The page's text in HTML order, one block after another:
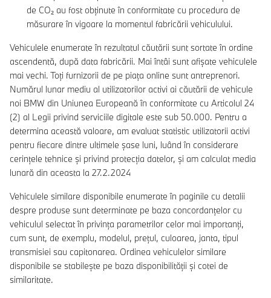
de CO₂ au fost obţinute în conformitate cu procedura de
măsurare în vigoare la momentul fabricării vehiculului.
Vehiculele enumerate în rezultatul căutării sunt sortate în ordine
ascendentă, după data fabricării. Mai întâi sunt afișate vehiculele
mai vechi. Toți furnizorii de pe piața online sunt antreprenori.
Numărul lunar mediu al utilizatorilor activi ai căutării de vehicule
noi BMW din Uniunea Europeană în conformitate cu Articolul 24
(2) al Legii privind serviciile digitale este sub 50.000. Pentru a
determina această valoare, am evaluat statistic utilizatorii activi
pentru fiecare dintre ultimele șase luni, luând în considerare
cerințele tehnice și privind protecția datelor, și am calculat media
lunară din aceasta la 27.2.2024
Vehiculele similare disponibile enumerate în paginile cu detalii
despre produse sunt determinate pe baza concordanțelor cu
vehiculul selectat în privința parametrilor celor mai importanți,
cum sunt, de exemplu, modelul, prețul, culoarea, janta, tipul
transmisiei sau capitonarea. Ordinea vehiculelor similare
disponibile se stabilește pe baza disponibilității și cotei de
similaritate.